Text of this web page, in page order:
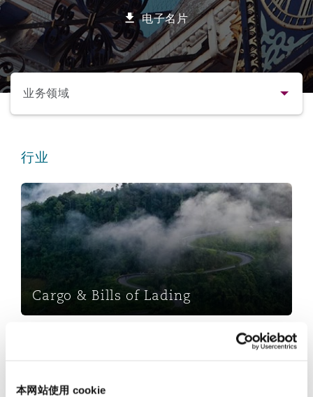
本网站使用 cookie
Finance & Leasing
MRO (Maintenance, Repair &
Non-Contentious
金融
Employment Practices
Healthcare
Insurance Coverage
目和建筑工程 房地产
管法规与调查
Internal Investigations
隆坡 – 联营办公室
尔本
德里 – 联营办公室
斯
加坡
雅得
佛
萨斯城
斯维加斯
杉矶
特利尔
柏林（圣史蒂芬绿地大厦）
塞尔多夫
丁堡
拉斯哥（G1大厦）
电子名片
选择所需部分
业务领域
业务领域
法律解析
行业
Cargo & Bills of Lading
Cargo & Bills of Lading